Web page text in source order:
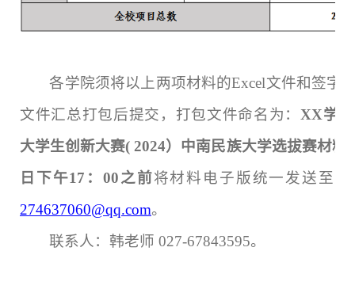
各学院须将以上两项材料的Excel文件和签字
文件汇总打包后提交，打包文件命名为： XX学
大学生创新大赛( 2024）中南民族大学选拔赛材料
日下午17：00之前将材料电子版统一发送至指
274637060@qq.com。
联系人：韩老师 027-67843595。